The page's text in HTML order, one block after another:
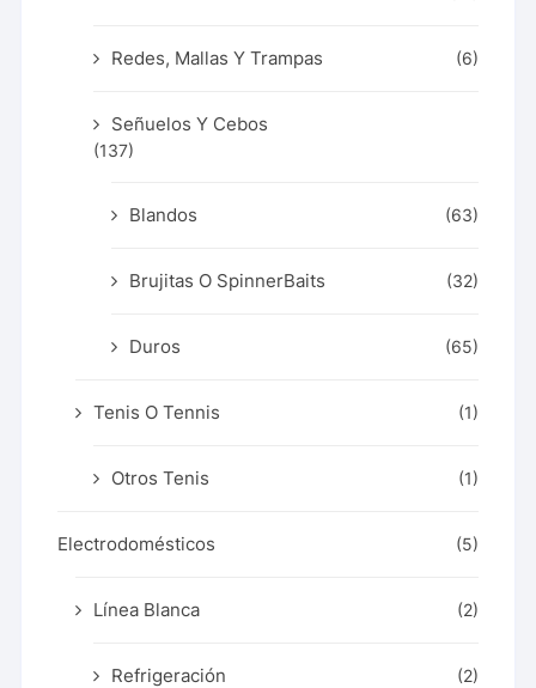
Redes, Mallas Y Trampas (6)
Señuelos Y Cebos
(137)
Blandos (63)
Brujitas O SpinnerBaits (32)
Duros (65)
Tenis O Tennis (1)
Otros Tenis (1)
Electrodomésticos (5)
Línea Blanca (2)
Refrigeración (2)